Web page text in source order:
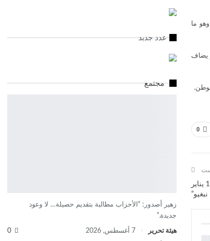
ما
يضاف
0
صفرو تتزين من جديد.. إعادة الحياة إلى النافورة الثانية بحديقة 11 يناير
عدد جدبد
مجتمع
زهير أصدور: “الأحزاب مطالبة بتقديم حصيلة… لا وعود
جديدة.”
هيئة تحرير 7 أغسطس, 2026